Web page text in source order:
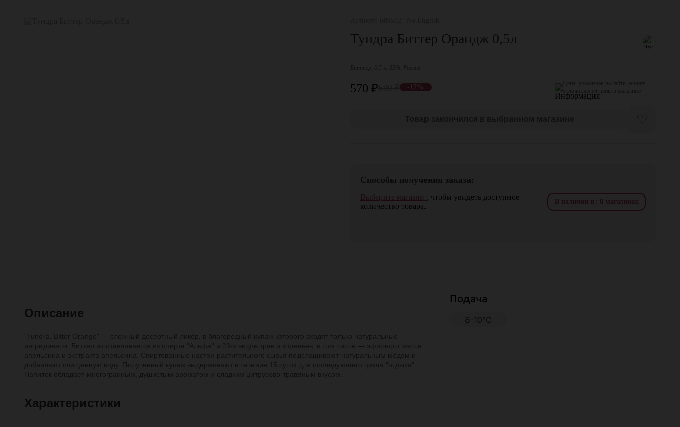
Тундра Биттер Орандж 0,5л
570 ₽ -17%
♡
Способы получения заказа:
Выберите магазин , чтобы увидеть доступное
количество товара.
В наличии в: 8 магазинах
Описание
Характеристики
Подача
8-10°С